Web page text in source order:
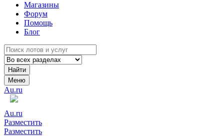
Магазины
Форум
Помощь
Блог
Найти
Меню
Au.ru
Au.ru
Разместить
Разместить